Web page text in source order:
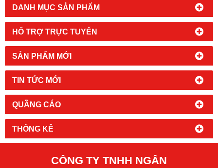
DANH MỤC SẢN PHẨM
HỔ TRỢ TRỰC TUYẾN
SẢN PHẨM MỚI
TIN TỨC MỚI
QUÃNG CÁO
THỐNG KÊ
CÔNG TY TNHH NGÂN